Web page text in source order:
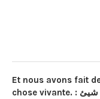
Et nous avons fait
chose vivante. : وجعلنا من الماء كل شيئ